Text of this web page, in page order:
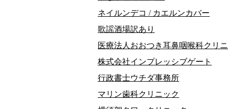
ネイルンデコ / カエルンカバー
歌謡酒場訳あり
医療法人おおつき耳鼻咽喉科クリ
株式会社インプレッシブゲート
行政書士ウチダ事務所
マリン歯科クリニック